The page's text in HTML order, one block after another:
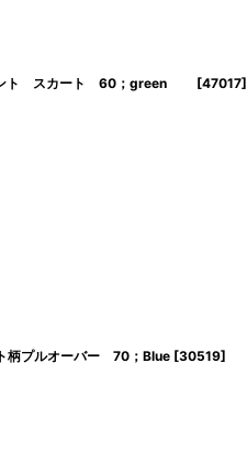
ント スカート 60；green [47017]
プルオーバー 70；Blue [30519]